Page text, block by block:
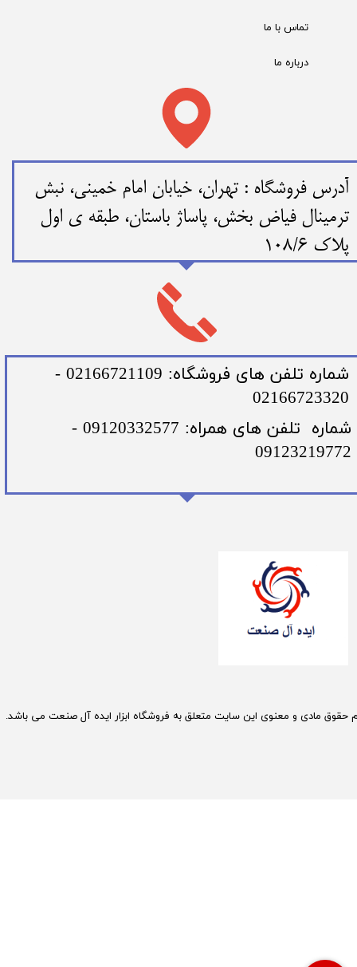
حقوق مادی و معنوی این سایت متعلق به فروشگاه ابزار ایده آل صنعت می باشد.
تماس با ما
درباره ما
​​آدرس فروشگاه : تهران، خیابان امام خمینی، نبش
ترمینال فیاض بخش، پاساژ باستان، طبقه ی اول
پلاک 108/6
​شماره تلفن های فروشگاه: 02166721109 -
02166723320
​شماره تلفن های همراه: 09120332577 -
09123219772